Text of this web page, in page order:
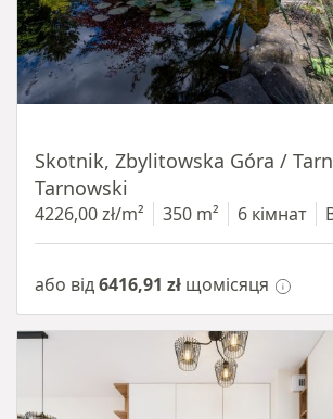
Skotnik, Zbylitowska Góra /
Tarnowski
4226,00 zł/m² 350 m² 6 кімнат
або від6416,91 zł щомісяця